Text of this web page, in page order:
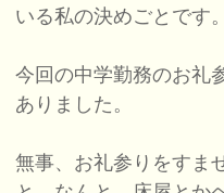
いる私の決めごとです。
今回の中学勤務のお礼
ありました。
無事、お礼参りをすま